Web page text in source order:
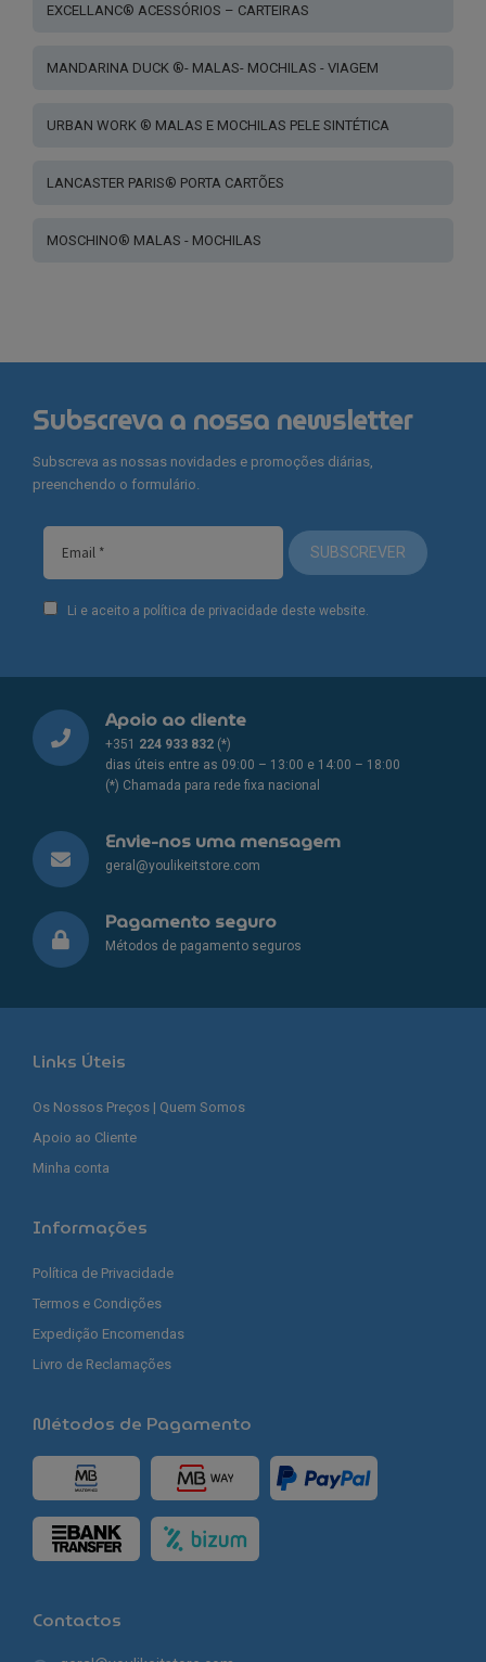
EXCELLANC® ACESSÓRIOS – CARTEIRAS
MANDARINA DUCK ®- MALAS- MOCHILAS - VIAGEM
URBAN WORK ® MALAS E MOCHILAS PELE SINTÉTICA
LANCASTER PARIS® PORTA CARTÕES
MOSCHINO® MALAS - MOCHILAS
Subscreva a nossa newsletter
Subscreva as nossas novidades e promoções diárias,
preenchendo o formulário.
SUBSCREVER
Li e aceito a política de privacidade deste website.
Apoio ao cliente
+351 224 933 832 (*)
dias úteis entre as 09:00 – 13:00 e 14:00 – 18:00
(*) Chamada para rede fixa nacional
Envie-nos uma mensagem
geral@youlikeitstore.com
Pagamento seguro
Métodos de pagamento seguros
Links Úteis
Os Nossos Preços | Quem Somos
Apoio ao Cliente
Minha conta
Informações
Política de Privacidade
Termos e Condições
Expedição Encomendas
Livro de Reclamações
Métodos de Pagamento
Contactos